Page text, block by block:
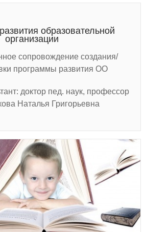
образовательной
организации
сопровождение создания/
программы развития ОО
доктор пед. наук, профессор
Наталья Григорьевна